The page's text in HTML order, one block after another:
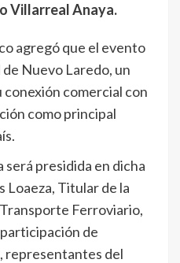
Villarreal Anaya.
agregó que el evento
Nuevo Laredo, un
comercial con
como principal
presidida en dicha
Loaeza, Titular de la
Ferroviario,
de
representantes del